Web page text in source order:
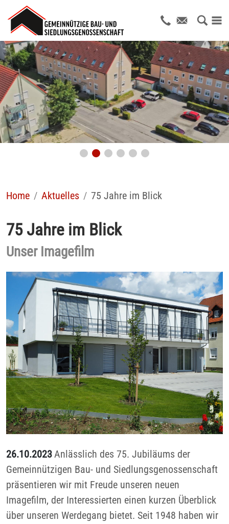
Home Aktuelles 75 Jahre im Blick
75 Jahre im Blick
Unser Imagefilm
26.10.2023Anlässlich des 75. Jubiläums der
Gemeinnützigen Bau- und Siedlungsgenossenschaft
präsentieren wir mit Freude unseren neuen
Imagefilm, der Interessierten einen kurzen Überblick
über unseren Werdegang bietet. Seit 1948 haben wir